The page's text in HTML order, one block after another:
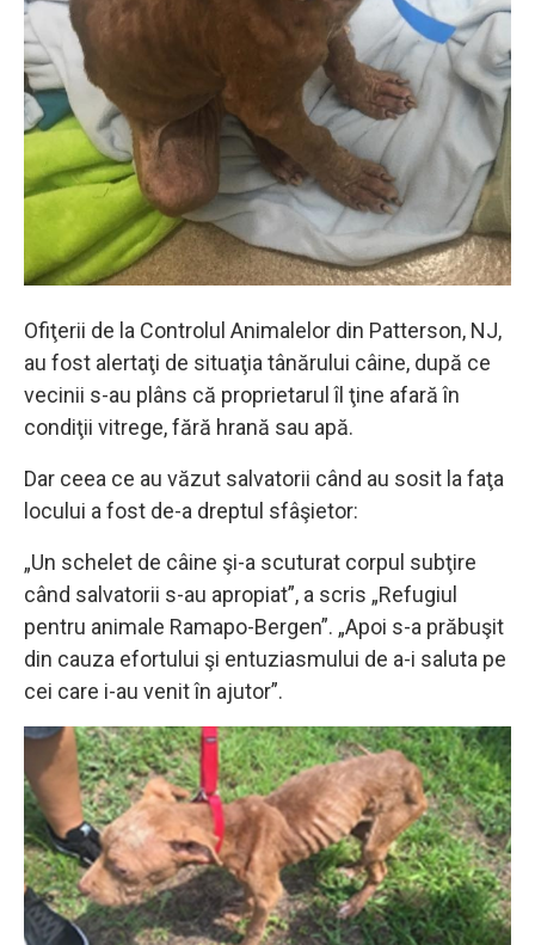
Ofiţerii de la Controlul Animalelor din Patterson, NJ,
au fost alertaţi de situaţia tânărului câine, după ce
vecinii s-au plâns că proprietarul îl ţine afară în
condiţii vitrege, fără hrană sau apă.
Dar ceea ce au văzut salvatorii când au sosit la faţa
locului a fost de-a dreptul sfâşietor:
„Un schelet de câine şi-a scuturat corpul subţire
când salvatorii s-au apropiat”, a scris „Refugiul
pentru animale Ramapo-Bergen”. „Apoi s-a prăbuşit
din cauza efortului şi entuziasmului de a-i saluta pe
cei care i-au venit în ajutor”.